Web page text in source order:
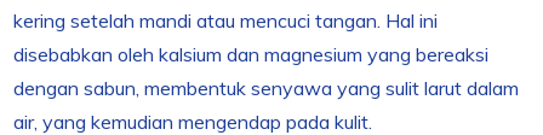
kering setelah mandi atau mencuci tangan. Hal ini
disebabkan oleh kalsium dan magnesium yang bereaksi
dengan sabun, membentuk senyawa yang sulit larut dalam
air, yang kemudian mengendap pada kulit.